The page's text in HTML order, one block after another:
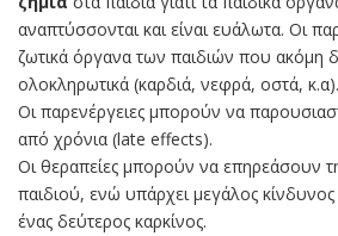
αναπτύσσονται και είναι ευάλωτα. Οι
ζωτικά όργανα των παιδιών που ακόμη
ολοκληρωτικά (καρδιά, νεφρά, οστά, κ.α).
Οι παρενέργειες μπορούν να
από χρόνια (late effects).
Οι θεραπείες μπορούν να επηρεάσουν
παιδιού, ενώ υπάρχει μεγάλος κίνδυνος
ένας δεύτερος καρκίνος.